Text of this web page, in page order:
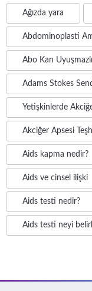
Ağızda yara
Abdominoplasti
Abo Kan
Adams Stokes
Yetişkinlerde
Akciğer Apsesi
Aids kapma nedir?
Aids ve cinsel ilişki
Aids testi nedir?
Aids testi neyi